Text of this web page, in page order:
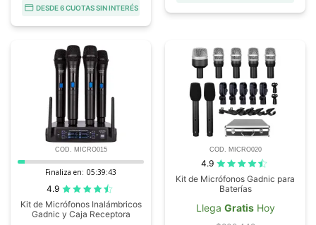
DESDE 6 CUOTAS SIN INTERÉS
COD. MICRO015
Finaliza en: 05:39:42
4.9
Kit de Micrófonos Inalámbricos
Gadnic y Caja Receptora
COD. MICRO020
4.9
Kit de Micrófonos Gadnic para
Baterías
Llega GratisHoy